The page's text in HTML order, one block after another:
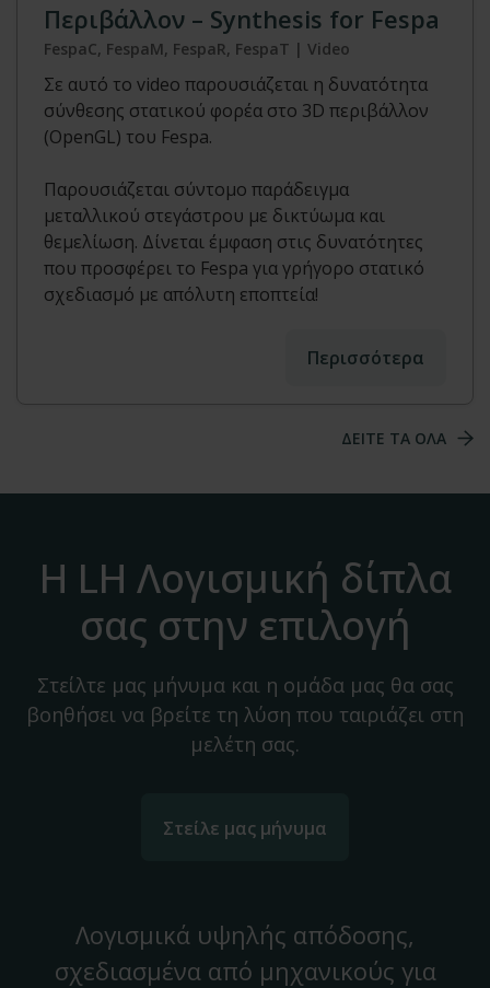
Περιβάλλον – Synthesis for Fespa
FespaC, FespaM, FespaR, FespaT | Video
Σε αυτό το video παρουσιάζεται η δυνατότητα
σύνθεσης στατικού φορέα στο 3D περιβάλλον
(OpenGL) του Fespa.
Παρουσιάζεται σύντομο παράδειγμα
μεταλλικού στεγάστρου με δικτύωμα και
θεμελίωση. Δίνεται έμφαση στις δυνατότητες
που προσφέρει το Fespa για γρήγορο στατικό
σχεδιασμό με απόλυτη εποπτεία!
Περισσότερα
ΔΕΙΤΕ ΤΑ ΟΛΑ
Η LH Λογισμική δίπλα
σας στην επιλογή
Στείλτε μας μήνυμα και η ομάδα μας θα σας
βοηθήσει να βρείτε τη λύση που ταιριάζει στη
μελέτη σας.
Στείλε μας μήνυμα
Λογισμικά υψηλής απόδοσης,
σχεδιασμένα από μηχανικούς για